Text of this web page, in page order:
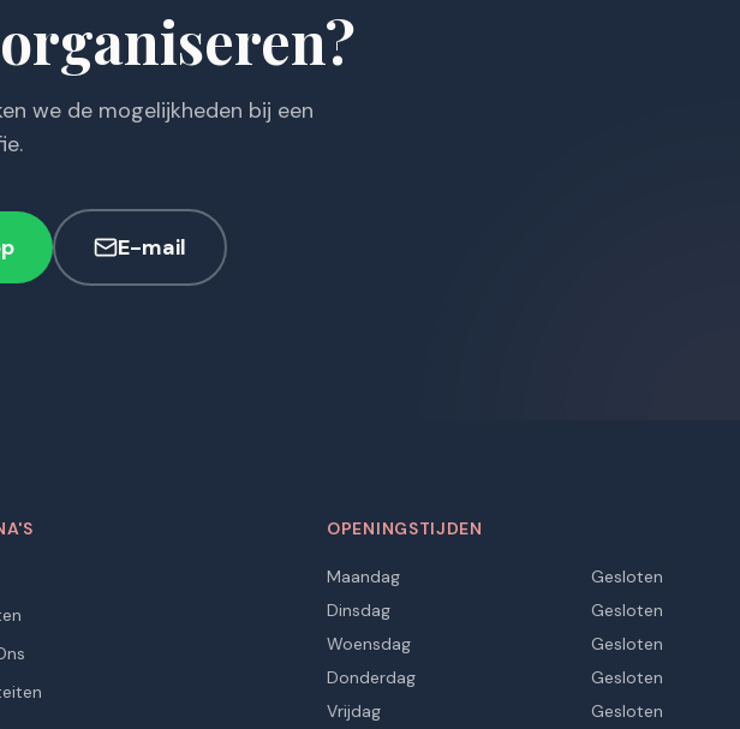
we de mogelijkheden bij een
E-mail
OPENINGSTIJDEN
Maandag
Gesloten
Dinsdag
Gesloten
Woensdag
Gesloten
Donderdag
Gesloten
Vrijdag
Gesloten